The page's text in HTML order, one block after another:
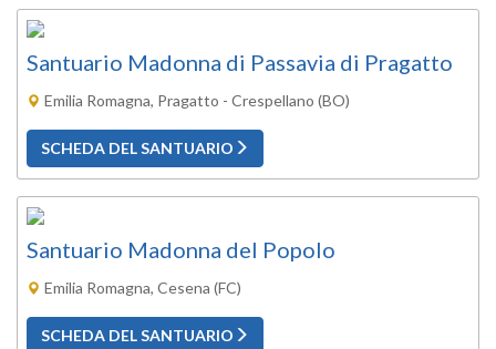
Santuario Madonna di Passavia di Pragatto
Emilia Romagna, Pragatto - Crespellano (BO)
SCHEDA DEL SANTUARIO
Santuario Madonna del Popolo
Emilia Romagna, Cesena (FC)
SCHEDA DEL SANTUARIO